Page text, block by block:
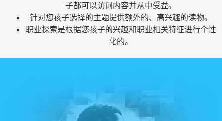
子都可以访问内容并从中受益。
针对您孩子选择的主题提供额外的、高兴趣的读物。
职业探索是根据您孩子的兴趣和职业相关特征进行个性
化的。